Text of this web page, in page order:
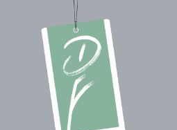
Gå til hovednavigasjon